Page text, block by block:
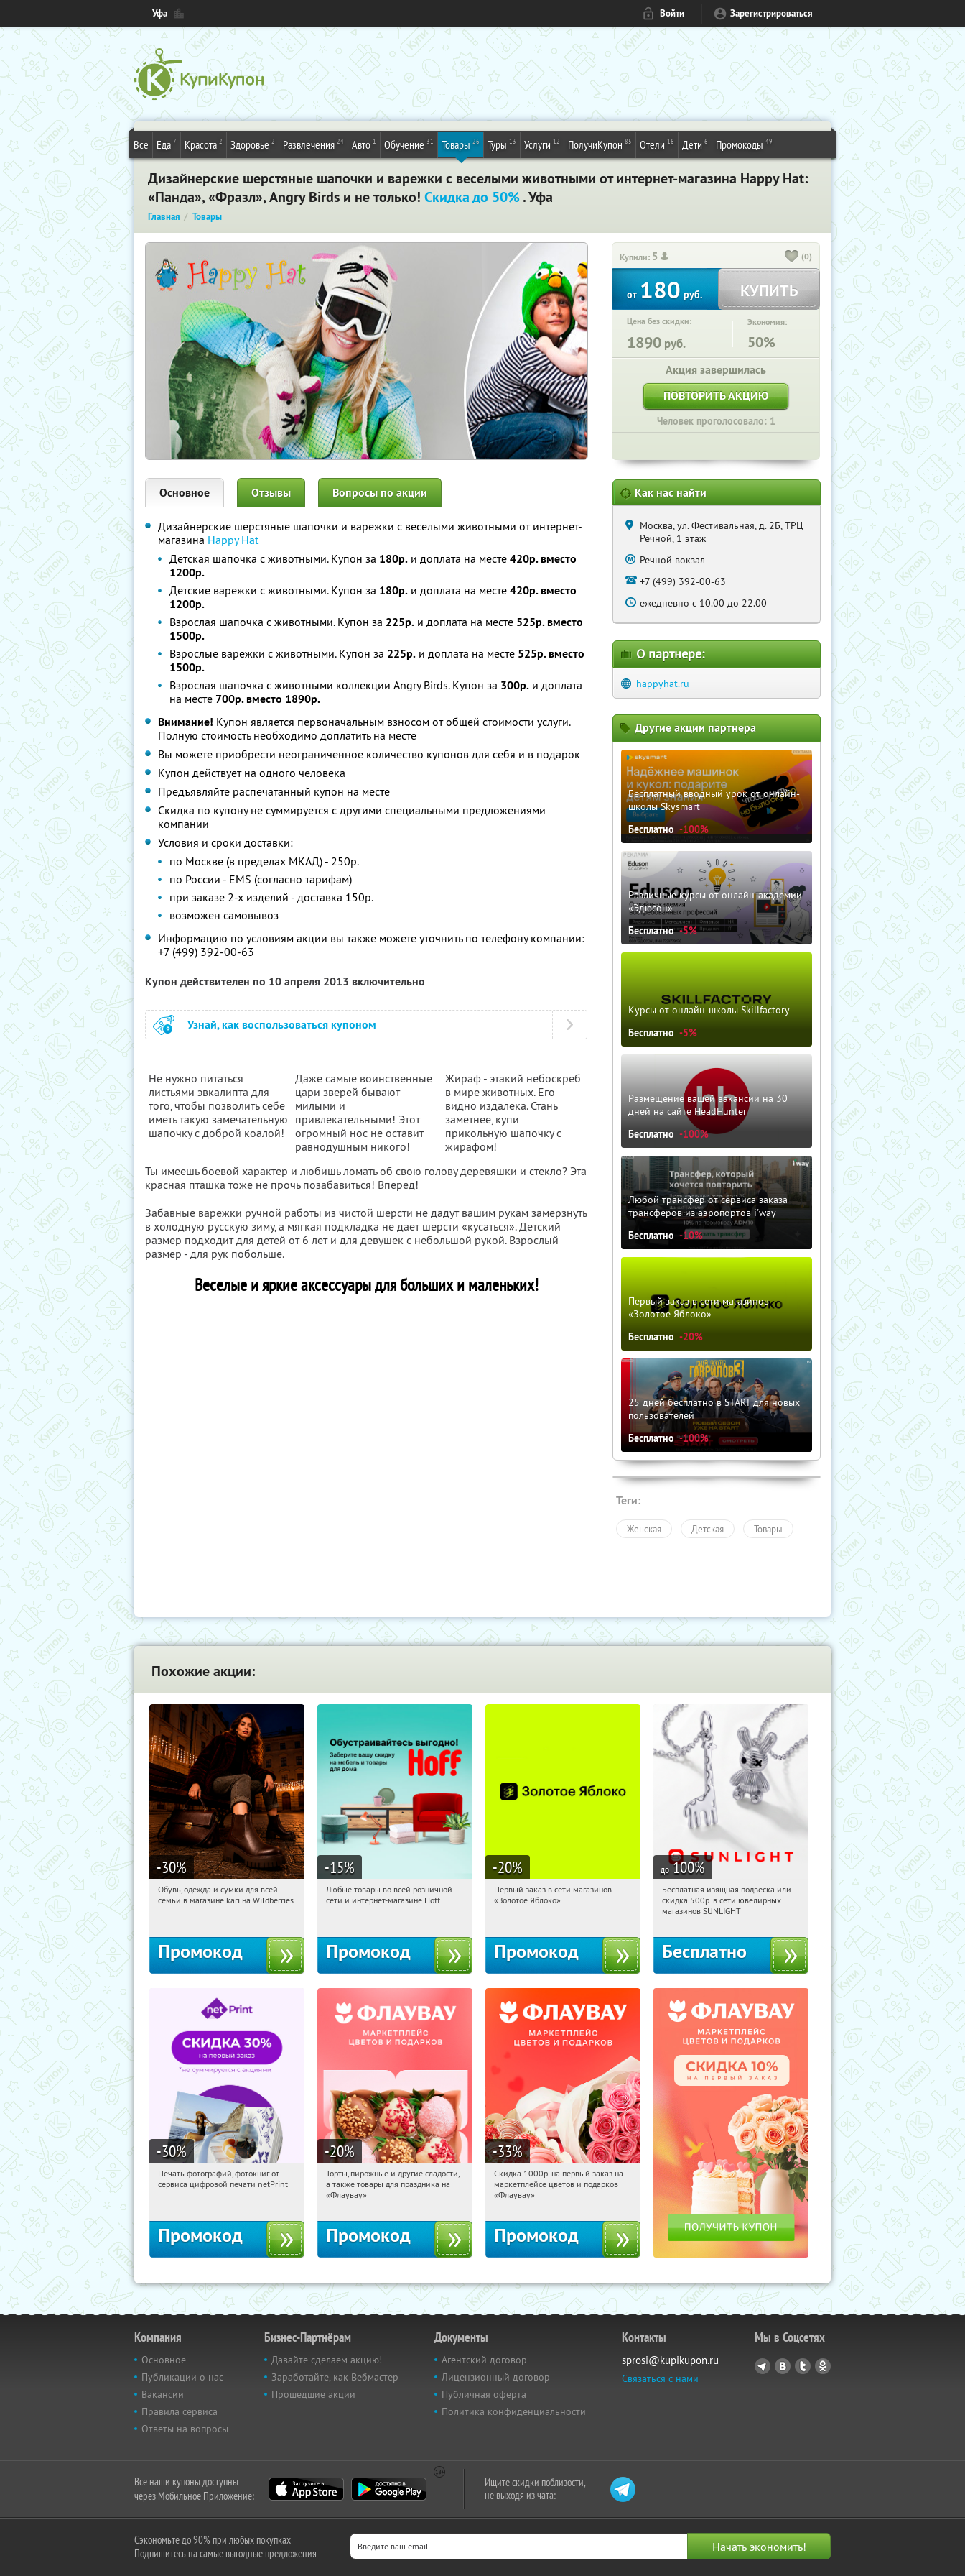
Уфа Войти Зарегистрироваться
Все Еда 7 Красота 2 Здоровье 2 Развлечения 24 Авто 1 Обучение 31 Товары 26 Туры 13 Услуги 12 ПолучиКупон 85 Отели 16 Дети 6 Промокоды 49
Дизайнерские шерстяные шапочки и варежки с веселыми животными от интернет-магазина Happy Hat:
«Панда», «Фразл», Angry Birds и не только! Скидка до 50%. Уфа
Главная Товары
Купили: 5 (0)
от180руб. КУПИТЬ
Цена без скидки:
1890 руб.
Экономия:
50%
Акция завершилась
ПОВТОРИТЬ АКЦИЮ
Человек проголосовало: 1
Основное Отзывы Вопросы по акции
Дизайнерские шерстяные шапочки и варежки с веселыми животными от интернет-
магазина Happy Hat
Детская шапочка с животными. Купон за 180р. и доплата на месте 420р. вместо
1200р.
Детские варежки с животными. Купон за 180р. и доплата на месте 420р. вместо
1200р.
Взрослая шапочка с животными. Купон за 225р. и доплата на месте 525р. вместо
1500р.
Взрослые варежки с животными. Купон за 225р. и доплата на месте 525р. вместо
1500р.
Взрослая шапочка с животными коллекции Angry Birds. Купон за 300р. и доплата
на месте 700р. вместо 1890р.
Внимание! Купон является первоначальным взносом от общей стоимости услуги.
Полную стоимость необходимо доплатить на месте
Вы можете приобрести неограниченное количество купонов для себя и в подарок
Купон действует на одного человека
Предъявляйте распечатанный купон на месте
Скидка по купону не суммируется с другими специальными предложениями
компании
Условия и сроки доставки:
по Москве (в пределах МКАД) - 250р.
по России - EMS (согласно тарифам)
при заказе 2-х изделий - доставка 150р.
возможен самовывоз
Информацию по условиям акции вы также можете уточнить по телефону компании:
+7 (499) 392-00-63
Купон действителен по 10 апреля 2013 включительно
Узнай, как воспользоваться купоном
Не нужно питаться
листьями эвкалипта для
того, чтобы позволить себе
иметь такую замечательную
шапочку с доброй коалой!
Даже самые воинственные
цари зверей бывают
милыми и
привлекательными! Этот
огромный нос не оставит
равнодушным никого!
Жираф - этакий небоскреб
в мире животных. Его
видно издалека. Стань
заметнее, купи
прикольную шапочку с
жирафом!
Ты имеешь боевой характер и любишь ломать об свою голову деревяшки и стекло? Эта
красная пташка тоже не прочь позабавиться! Вперед!
Забавные варежки ручной работы из чистой шерсти не дадут вашим рукам замерзнуть
в холодную русскую зиму, а мягкая подкладка не дает шерсти «кусаться». Детский
размер подходит для детей от 6 лет и для девушек с небольшой рукой. Взрослый
размер - для рук побольше.
Веселые и яркие аксессуары для больших и маленьких!
Как нас найти
Москва, ул. Фестивальная, д. 2Б, ТРЦ
Речной, 1 этаж
Речной вокзал
+7 (499) 392-00-63
ежедневно с 10.00 до 22.00
О партнере:
happyhat.ru
Другие акции партнера
Бесплатный вводный урок от онлайн-
школы Skysmart
Бесплатно -100%
Различные курсы от онлайн-академии
«Эдюсон»
Бесплатно -5%
Курсы от онлайн-школы Skillfactory
Бесплатно -5%
Размещение вашей вакансии на 30
дней на сайте HeadHunter
Бесплатно -100%
Любой трансфер от сервиса заказа
трансферов из аэропортов i'way
Бесплатно -10%
Первый заказ в сети магазинов
«Золотое Яблоко»
Бесплатно -20%
25 дней бесплатно в START для новых
пользователей
Бесплатно -100%
Теги:
Женская Детская Товары
Похожие акции:
-30%
19:22:05
Получи первым!
Обувь, одежда и сумки для всей
семьи в магазине kari на Wildberries
Промокод
-15%
19:22:05 Получили:
Любые товары во всей розничной
сети и интернет-магазине Hoff
Промокод
-20%
19:22:05
Получи первым!
Первый заказ в сети магазинов
«Золотое Яблоко»
Промокод
до 100%
19:22:05 Получили:
Россия
Бесплатная изящная подвеска или
скидка 500р. в сети ювелирных
магазинов SUNLIGHT
Бесплатно
-30%
19:22:05 Получили:
Печать фотографий, фотокниг от
сервиса цифровой печати netPrint
Промокод
-20%
19:22:05 Получили:
Россия
Торты, пирожные и другие сладости,
а также товары для праздника на
«Флаувау»
Промокод
-33%
19:22:05 Получили:
Россия
Скидка 1000р. на первый заказ на
маркетплейсе цветов и подарков
«Флаувау»
Промокод
Компания
Основное
Публикации о нас
Вакансии
Правила сервиса
Ответы на вопросы
Бизнес-Партнёрам
Давайте сделаем акцию!
Заработайте, как Вебмастер
Прошедшие акции
Документы
Агентский договор
Лицензионный договор
Публичная оферта
Политика конфиденциальности
Контакты
sprosi@kupikupon.ru
Связаться с нами
Мы в Соцсетях
Все наши купоны доступны
через Мобильное Приложение:
Ищите скидки поблизости,
не выходя из чата:
Сэкономьте до 90% при любых покупках
Подпишитесь на самые выгодные предложения